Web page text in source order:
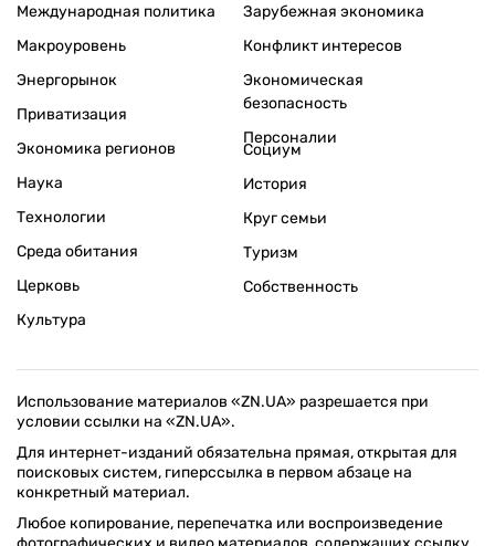
Международная политика
Макроуровень
Энергорынок
Приватизация
Экономика регионов
Зарубежная экономика
Конфликт интересов
Экономическая
безопасность
Персоналии
Наука
Технологии
Среда обитания
Церковь
Культура
Социум
История
Круг семьи
Туризм
Собственность
Использование материалов «ZN.UA» разрешается при
условии ссылки на «ZN.UA».
Для интернет-изданий обязательна прямая, открытая для
поисковых систем, гиперссылка в первом абзаце на
конкретный материал.
Любое копирование, перепечатка или воспроизведение